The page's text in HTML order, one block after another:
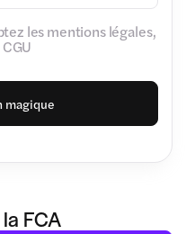
les mentions légales,
magique
FCA